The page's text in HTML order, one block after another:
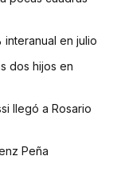
interanual en julio
dos hijos en
llegó a Rosario
Peña